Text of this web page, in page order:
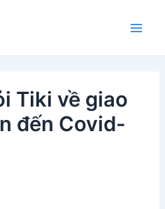
Tiki về giao
đến Covid-